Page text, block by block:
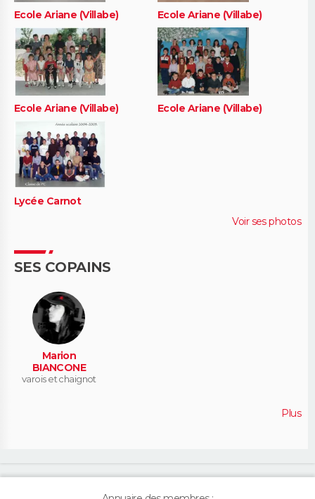
Ecole Ariane (Villabe) Ecole Ariane (Villabe)
Ecole Ariane (Villabe) Ecole Ariane (Villabe)
Lycée Carnot
Voir ses photos
SES COPAINS
Marion
BIANCONE
varois et chaignot
Plus